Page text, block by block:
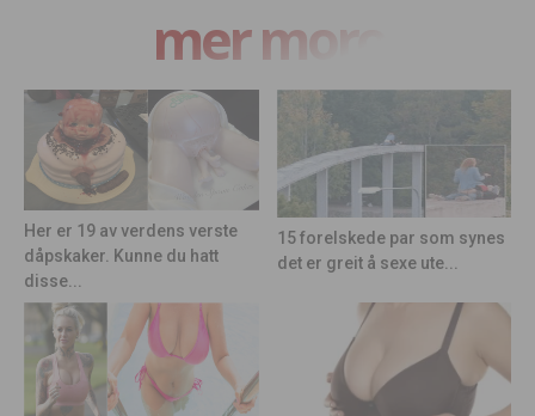
mer moro
Her er 19 av verdens verste
dåpskaker. Kunne du hatt
disse...
15 forelskede par som synes
det er greit å sexe ute...